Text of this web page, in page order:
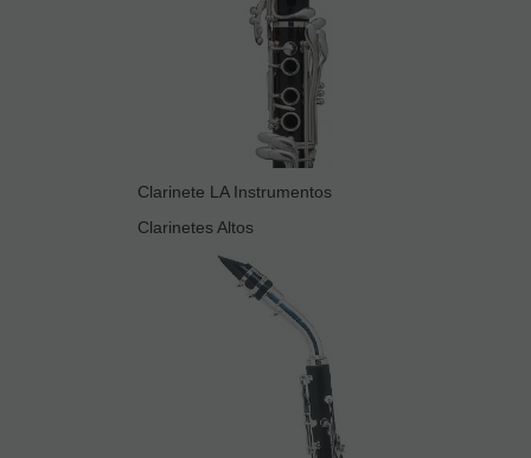
Clarinete LA Instrumentos
Clarinetes Altos